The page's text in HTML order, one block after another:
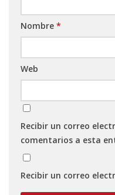
Nombre *
Web
Recibir un correo
comentarios a esta
Recibir un correo